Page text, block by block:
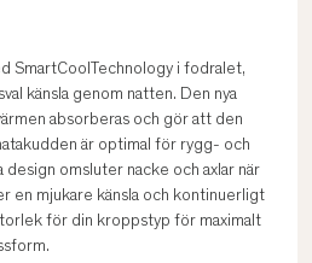
SmartCoolTechnology i fodralet,
känsla genom natten. Den nya
absorberas och gör att den
är optimal för rygg- och
omsluter nacke och axlar när
en mjukare känsla och kontinuerligt
för din kroppstyp för maximalt